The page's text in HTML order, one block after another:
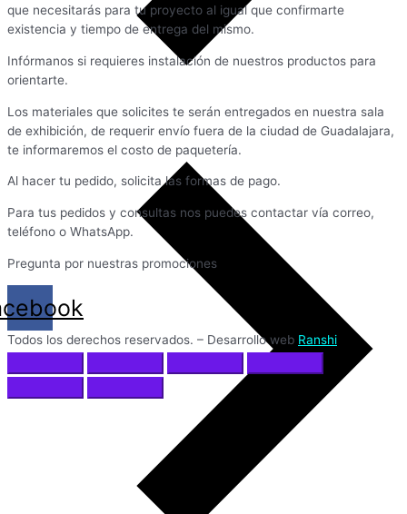
que necesitarás para tu proyecto al igual que confirmarte
existencia y tiempo de entrega del mismo.
Infórmanos si requieres instalación de nuestros productos para
orientarte.
Los materiales que solicites te serán entregados en nuestra sala
de exhibición, de requerir envío fuera de la ciudad de Guadalajara,
te informaremos el costo de paquetería.
Al hacer tu pedido, solicita las formas de pago.
Para tus pedidos y consultas nos puedes contactar vía correo,
teléfono o WhatsApp.
Pregunta por nuestras promociones
Todos los derechos reservados. – Desarrollo web Ranshi